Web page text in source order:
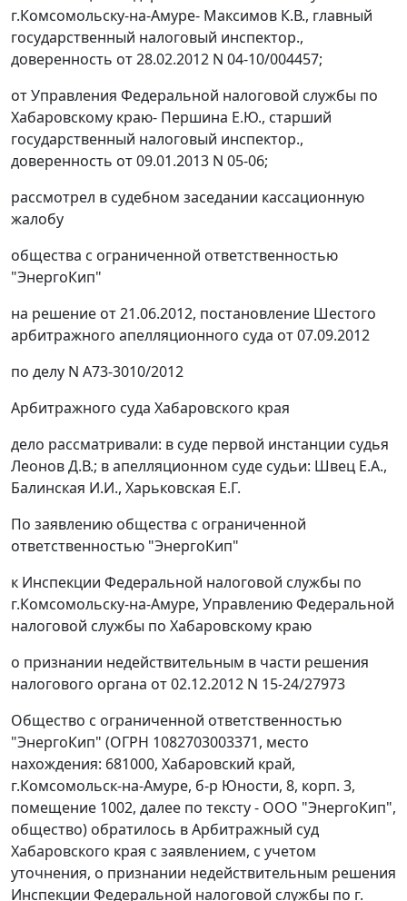
г.Комсомольску-на-Амуре- Максимов К.В., главный
государственный налоговый инспектор.,
доверенность от 28.02.2012 N 04-10/004457;
от Управления Федеральной налоговой службы по
Хабаровскому краю- Першина Е.Ю., старший
государственный налоговый инспектор.,
доверенность от 09.01.2013 N 05-06;
рассмотрел в судебном заседании кассационную
жалобу
общества с ограниченной ответственностью
"ЭнергоКип"
на решение от 21.06.2012, постановление Шестого
арбитражного апелляционного суда от 07.09.2012
по делу N А73-3010/2012
Арбитражного суда Хабаровского края
дело рассматривали: в суде первой инстанции судья
Леонов Д.В.; в апелляционном суде судьи: Швец Е.А.,
Балинская И.И., Харьковская Е.Г.
По заявлению общества с ограниченной
ответственностью "ЭнергоКип"
к Инспекции Федеральной налоговой службы по
г.Комсомольску-на-Амуре, Управлению Федеральной
налоговой службы по Хабаровскому краю
о признании недействительным в части решения
налогового органа от 02.12.2012 N 15-24/27973
Общество с ограниченной ответственностью
"ЭнергоКип" (ОГРН 1082703003371, место
нахождения: 681000, Хабаровский край,
г.Комсомольск-на-Амуре, б-р Юности, 8, корп. 3,
помещение 1002, далее по тексту - ООО "ЭнергоКип",
общество) обратилось в Арбитражный суд
Хабаровского края с заявлением, с учетом
уточнения, о признании недействительным решения
Инспекции Федеральной налоговой службы по г.